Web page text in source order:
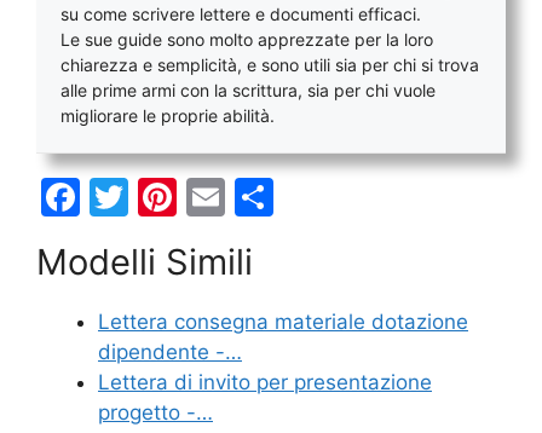
su come scrivere lettere e documenti efficaci.
Le sue guide sono molto apprezzate per la loro
chiarezza e semplicità, e sono utili sia per chi si trova
alle prime armi con la scrittura, sia per chi vuole
migliorare le proprie abilità.
F
c
e
b
o
T
w
itt
er
Pi
nt
er
e
st
E
m
ai
l
di
di
Modelli Simili
Lettera consegna materiale dotazione
dipendente -…
Lettera di invito per presentazione
progetto -…